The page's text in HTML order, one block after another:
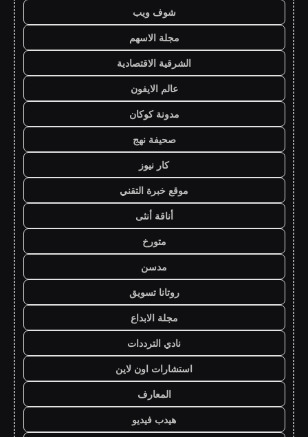
شوف ويب
مجلة الاسهم
الشرقية الاقتصادية
عالم الايفون
مدونة كوكان
صحيفة نهج
كار نيوز
موقع خبرة التقني
أناقة أنثى
متورخ
مدسن
روتانا تسويق
مجلة الابداع
نادي الترددات
استشارات اون لاين
المعارف
هيدب فيديو